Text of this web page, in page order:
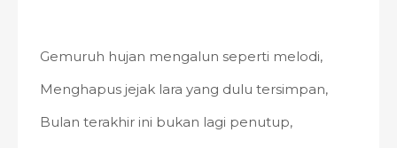
Gemuruh hujan mengalun seperti melodi,
Menghapus jejak lara yang dulu tersimpan,
Bulan terakhir ini bukan lagi penutup,